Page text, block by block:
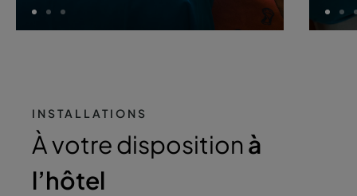
INSTALLATIONS
À votre dispositionà
l’hôtel